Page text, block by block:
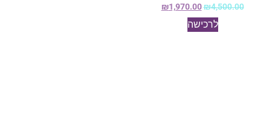
₪4,500.00
₪1,970.00
לרכישה